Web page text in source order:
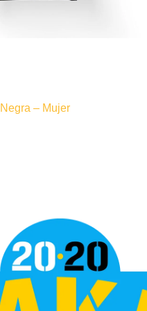
– Mujer